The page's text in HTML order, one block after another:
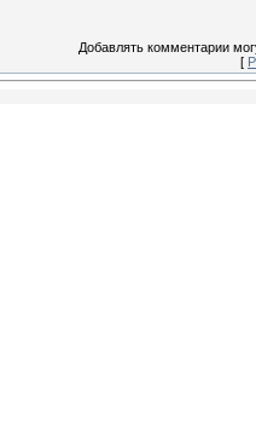
Добавлять комментарии
[